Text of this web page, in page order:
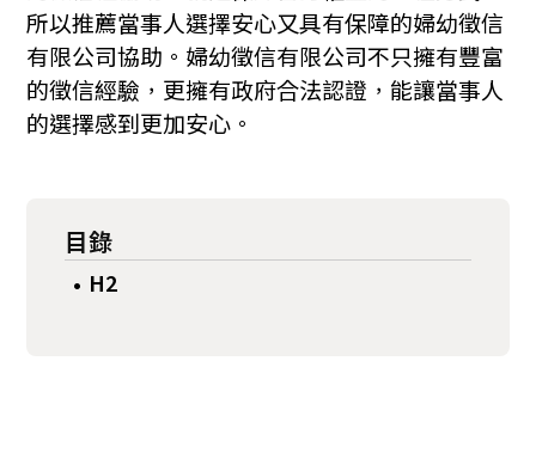
所以推薦當事人選擇安心又具有保障的婦幼徵信
有限公司協助。婦幼徵信有限公司不只擁有豐富
的徵信經驗，更擁有政府合法認證，能讓當事人
的選擇感到更加安心。
目錄
• H2